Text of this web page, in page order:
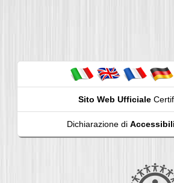
Sito Web Ufficiale
Dichiarazione di